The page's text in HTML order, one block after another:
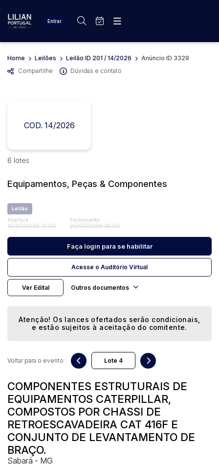
Entrar
Criar conta Entrar
Agenda
Diversos
Materiais/Equipamentos
Equipamento Industrial
Veículos
Caminhões
Carros
Busca por palavra-chave
Estados
Bairro
Judiciais Extrajudiciais
R$
Home Leilões Leilão ID 201 / 14/2026
Anúncio ID 3329
Compartilhe
Dúvidas e contato
COD. 14/2026
6 lotes
Equipamentos, Peças & Componentes
Leilão
Abertura
10/07/2026 12:00
Fechamento
22/07/2026 10:00
Faça login para se habilitar
Acesse o Auditório Virtual
Ver Edital Outros documentos
Atenção! Os lances ofertados serão condicionais,
e estão sujeitos à aceitação do comitente.
COMPONENTES ESTRUTURAIS DE
EQUIPAMENTOS CATERPILLAR,
COMPOSTOS POR CHASSI DE
RETROESCAVADEIRA CAT 416F E
CONJUNTO DE LEVANTAMENTO DE
BRAÇO.
Sabará - MG
Voltar para o evento